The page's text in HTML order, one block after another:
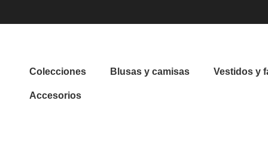
Colecciones Blusas y camisas Vestidos y
Accesorios